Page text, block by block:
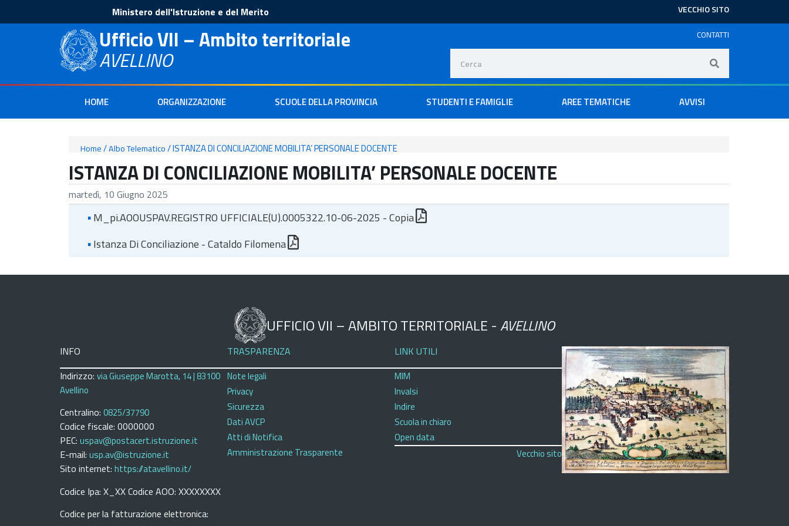
VECCHIO SITO
Ministero dell'Istruzione e del Merito
Ufficio VII – Ambito territoriale
AVELLINO
CONTATTI
HOME ORGANIZZAZIONE SCUOLE DELLA PROVINCIA STUDENTI E FAMIGLIE AREE TEMATICHE AVVISI
Home/Albo Telematico/ISTANZA DI CONCILIAZIONE MOBILITA’ PERSONALE DOCENTE
ISTANZA DI CONCILIAZIONE MOBILITA’ PERSONALE DOCENTE
martedì, 10 Giugno 2025
▪M_pi.AOOUSPAV.REGISTRO UFFICIALE(U).0005322.10-06-2025 - Copia
▪Istanza Di Conciliazione - Cataldo Filomena
UFFICIO VII – AMBITO TERRITORIALE -AVELLINO
INFO
Indirizzo: via Giuseppe Marotta, 14 | 83100
Avellino
Centralino: 0825/37790
Codice fiscale: 0000000
PEC: uspav@postacert.istruzione.it
E-mail: usp.av@istruzione.it
Sito internet: https://atavellino.it/
Codice Ipa: X_XX Codice AOO: XXXXXXXX
Codice per la fatturazione elettronica:
TRASPARENZA
Note legali
Privacy
Sicurezza
Dati AVCP
Atti di Notifica
Amministrazione Trasparente
LINK UTILI
MIM
Invalsi
Indire
Scuola in chiaro
Open data
Vecchio sito